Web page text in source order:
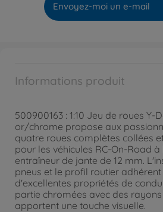
Envoyez-moi un e-mail
Informations produit
500900163 : 1:10 Jeu de roues Y-
or/chrome propose aux
quatre roues complètes collées
pour les véhicules RC-On-Road à
entraîneur de jante de 12 mm.
pneus et le profil routier
d'excellentes propriétés de
partie chromées avec des rayons
apportent une touche visuelle.